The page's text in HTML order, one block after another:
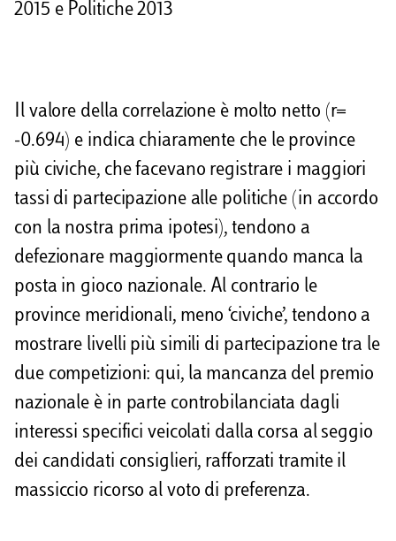
2015 e Politiche 2013
Il valore della correlazione è molto netto (r=
-0.694) e indica chiaramente che le province
più civiche, che facevano registrare i maggiori
tassi di partecipazione alle politiche (in accordo
con la nostra prima ipotesi), tendono a
defezionare maggiormente quando manca la
posta in gioco nazionale. Al contrario le
province meridionali, meno ‘civiche’, tendono a
mostrare livelli più simili di partecipazione tra le
due competizioni: qui, la mancanza del premio
nazionale è in parte controbilanciata dagli
interessi specifici veicolati dalla corsa al seggio
dei candidati consiglieri, rafforzati tramite il
massiccio ricorso al voto di preferenza.